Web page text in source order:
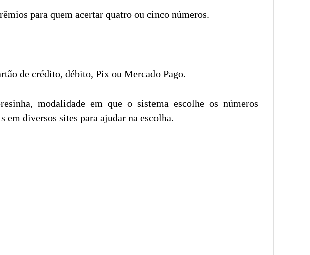
para quem acertar quatro ou cinco números.
de crédito, débito, Pix ou Mercado Pago.
modalidade em que o sistema escolhe os números
diversos sites para ajudar na escolha.